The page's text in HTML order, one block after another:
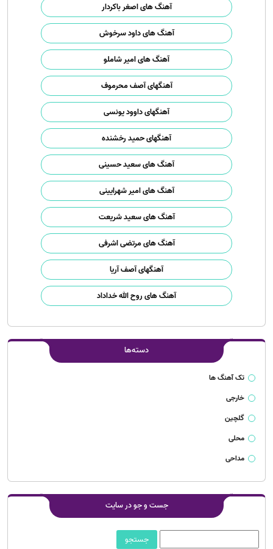
آهنگ های اصغر باکردار
آهنگ های داود سرخوش
آهنگ های امیر شاملو
آهنگهای آصف محرموف
آهنگهای داوود یونسی
آهنگهای حمید رخشنده
آهنگ های سعید حسینی
آهنگ های امیر شهرایینی
آهنگ های سعید شریعت
آهنگ های مرتضی اشرفی
آهنگهای آصف آریا
آهنگ های روح الله خداداد
دسته‌ها
تک آهنگ ها
خارجی
گلچین
محلی
مداحی
جست و جو در سایت